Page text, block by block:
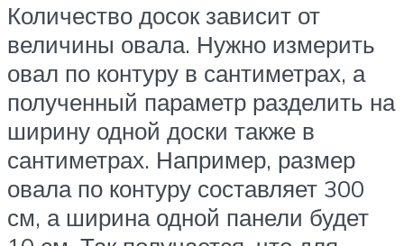
Количество досок зависит от
величины овала. Нужно измерить
овал по контуру в сантиметрах, а
полученный параметр разделить на
ширину одной доски также в
сантиметрах. Например, размер
овала по контуру составляет 300
см, а ширина одной панели будет